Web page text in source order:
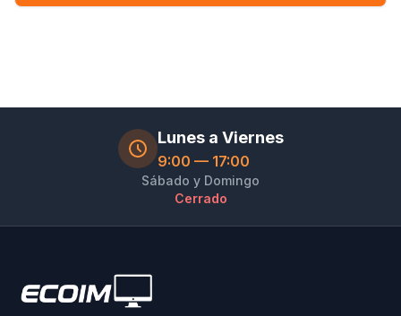
Lunes a Viernes
9:00 — 17:00
Sábado y Domingo
Cerrado